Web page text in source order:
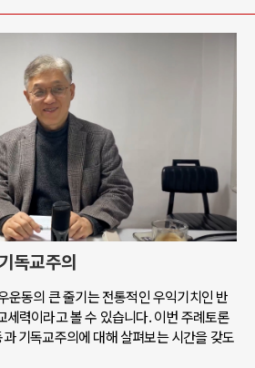
독교주의
운동의 큰 줄기는 전통적인 우익기치인 반
세력이라고 볼 수 있습니다. 이번 주례토론
기독교주의에 대해 살펴보는 시간을 갖도